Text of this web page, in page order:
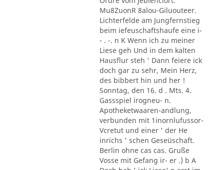
Mu8ZuonR 8alou-Giluouteer.
Lichterfelde am Jungfernstieg
beim iefeuschaftshaufe eine i-
- . -. n K Wenn ich zu meiner
Liese geh Und in dem kalten
Hausflur steh ' Dann feiere ick
doch gar zu sehr, Mein Herz,
des bibbert hin und her !
Sonntag, den 16. d . Mts. 4.
Gassspiel irogneu- n.
Apotheketwaaren-andlung,
verbunden mit 1inornlufussor-
Vcretut und einer ' der He
inrichs ' schen Geseüschaft.
Berlin ohne cas cas. Gruße
Vosse mit Gefang ir- er .) b A